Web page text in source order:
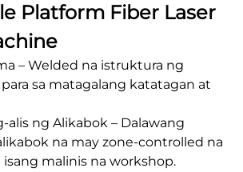
Platform Fiber Laser
– Welded na istruktura ng
sa matagalang katatagan at
alis ng Alikabok – Dalawang
na may zone-controlled na
isang malinis na workshop.